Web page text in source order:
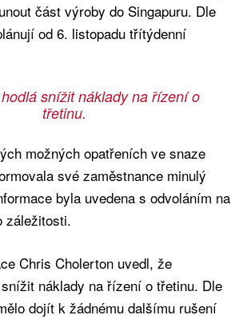
část výroby do Singapuru. Dle
od 6. listopadu třítýdenní
snížit náklady na řízení o
třetinu.
možných opatřeních ve snaze
své zaměstnance minulý
byla uvedena s odvoláním na
záležitosti.
Chris Cholerton uvedl, že
náklady na řízení o třetinu. Dle
dojít k žádnému dalšímu rušení